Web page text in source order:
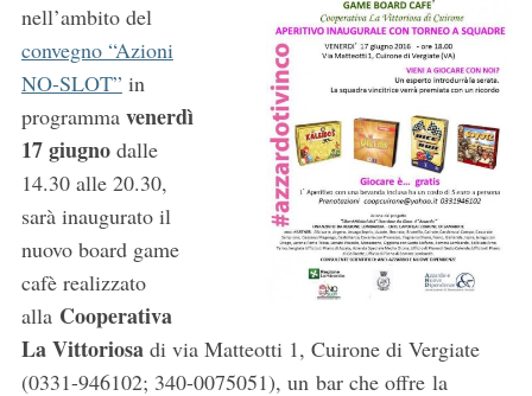
nell’ambito del
convegno “Azioni
NO-SLOT”in
programma venerdì
17 giugnodalle
14.30 alle 20.30,
sarà inaugurato il
nuovo board game
cafè realizzato
alla Cooperativa
La Vittoriosadi via Matteotti 1, Cuirone di Vergiate
(0331-946102; 340-0075051), un bar che offre la